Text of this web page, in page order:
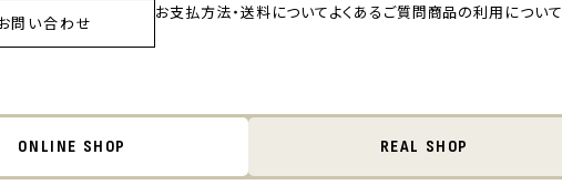
お支払方法・送料についてよくあるご質問商品の利用について
問い合わせ
ONLINE SHOP REAL SHOP